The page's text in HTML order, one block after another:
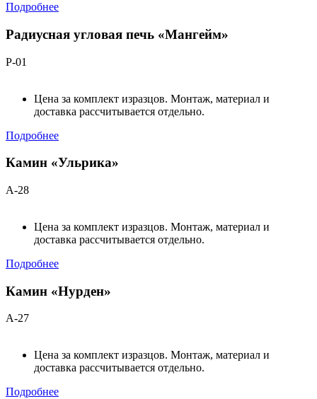
Подробнее
Радиусная угловая печь «Мангейм»
Р-01
Цена за комплект изразцов. Монтаж, материал и
доставка рассчитывается отдельно.
Подробнее
Камин «Ульрика»
А-28
Цена за комплект изразцов. Монтаж, материал и
доставка рассчитывается отдельно.
Подробнее
Камин «Нурден»
А-27
Цена за комплект изразцов. Монтаж, материал и
доставка рассчитывается отдельно.
Подробнее